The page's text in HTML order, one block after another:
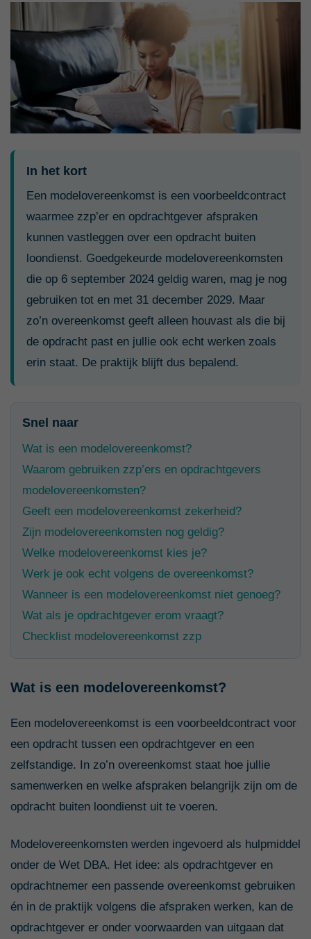
In het kort
Een modelovereenkomst is een voorbeeldcontract
waarmee zzp’er en opdrachtgever afspraken
kunnen vastleggen over een opdracht buiten
loondienst. Goedgekeurde modelovereenkomsten
die op 6 september 2024 geldig waren, mag je nog
gebruiken tot en met 31 december 2029. Maar
zo’n overeenkomst geeft alleen houvast als die bij
de opdracht past en jullie ook echt werken zoals
erin staat. De praktijk blijft dus bepalend.
Snel naar
Wat is een modelovereenkomst?
Waarom gebruiken zzp’ers en opdrachtgevers
modelovereenkomsten?
Geeft een modelovereenkomst zekerheid?
Zijn modelovereenkomsten nog geldig?
Welke modelovereenkomst kies je?
Werk je ook echt volgens de overeenkomst?
Wanneer is een modelovereenkomst niet genoeg?
Wat als je opdrachtgever erom vraagt?
Checklist modelovereenkomst zzp
Wat is een modelovereenkomst?
Een modelovereenkomst is een voorbeeldcontract voor
een opdracht tussen een opdrachtgever en een
zelfstandige. In zo’n overeenkomst staat hoe jullie
samenwerken en welke afspraken belangrijk zijn om de
opdracht buiten loondienst uit te voeren.
Modelovereenkomsten werden ingevoerd als hulpmiddel
onder de Wet DBA. Het idee: als opdrachtgever en
opdrachtnemer een passende overeenkomst gebruiken
én in de praktijk volgens die afspraken werken, kan de
opdrachtgever er onder voorwaarden van uitgaan dat